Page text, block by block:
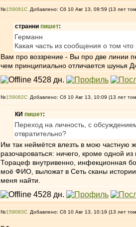
№159081 Добавлено: Сб 10 Авг 13, 09:59 (13 лет
странни пишет:
Германн
Какая часть из сообщения о том
Вам про воззрение - Вы про две линии
чем принципиально отличается шунья
№159082 Добавлено: Сб 10 Авг 13, 10:09 (13 лет
КИ пишет:
Переход на личность, с
отвратительно?
Им так неймётся влезть в мою частную
разочароваться: ничего, кроме одной
Торацеф внутривенно, инфекционная
моё ФИО, выложат в Сеть сканы
меня найти.
№159083 Добавлено: Сб 10 Авг 13, 10:19 (13 лет